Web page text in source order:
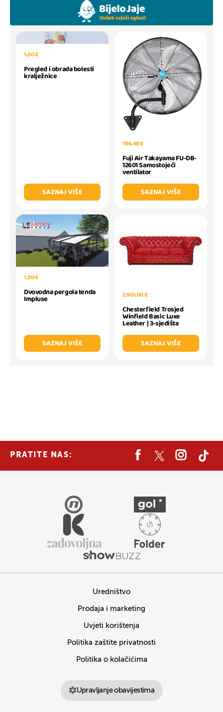
1,00 €
Pregled i obrada bolesti
kralježnice
SAZNAJ VIŠE
184,48 €
Fuji Air Takayama FU-DB-
12601 Samostojeći
ventilator
SAZNAJ VIŠE
1,00 €
Dvovodna pergola tenda
Impluse
SAZNAJ VIŠE
2.901,00 €
Chesterfield Trosjed
Winfield Basic Luxe
Leather | 3-sjedišta
SAZNAJ VIŠE
PRATITE NAS:
Uredništvo
Prodaja i marketing
Uvjeti korištenja
Politika zaštite privatnosti
Politika o kolačićima
Upravljanje obavijestima